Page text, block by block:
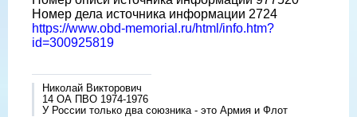
Номер дела источника информации 2724
https://www.obd-memorial.ru/html/info.htm?
id=300925819
Николай Викторович
14 ОА ПВО 1974-1976
У России только два союзника - это Армия и Флот